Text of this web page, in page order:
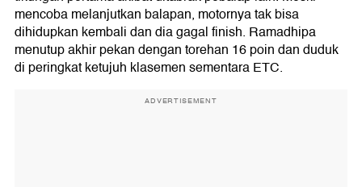
mencoba melanjutkan balapan, motornya tak bisa
dihidupkan kembali dan dia gagal finish. Ramadhipa
menutup akhir pekan dengan torehan 16 poin dan duduk
di peringkat ketujuh klasemen sementara ETC.
ADVERTISEMENT